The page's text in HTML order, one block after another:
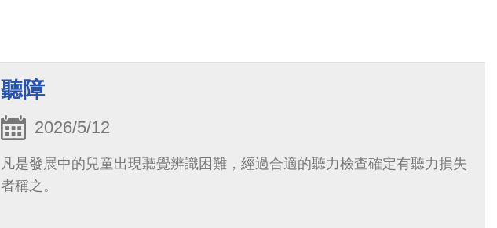
聽障
2026/5/12
凡是發展中的兒童出現聽覺辨識困難，經過合適的聽力檢查確定有聽力損失
者稱之。